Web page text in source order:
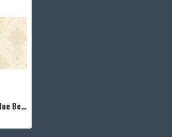
Bernardo Bartalucci Blue Beatrice 5016-2